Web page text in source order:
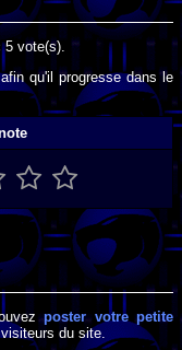
5 vote(s).
qu'il progresse dans le
poster votre petite
du site.